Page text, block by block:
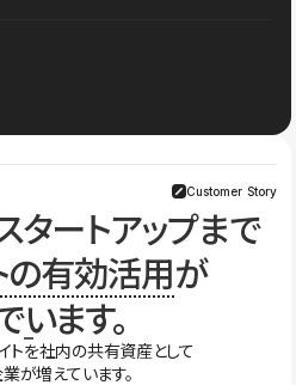
Customer Story
タートアップまで
の有効活用が
います。
トを社内の共有資産として
が増えています。